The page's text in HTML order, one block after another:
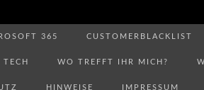
365 CUSTOMERBLACKLIST
TECH WO TREFFT IHR MICH?
HINWEISE IMPRESSUM